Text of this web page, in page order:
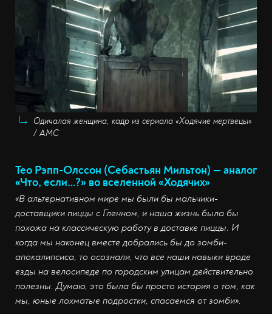
Одичалая женщина, кадр из сериала «Ходячие мертвецы»
/ AMC
Тео Рэпп-Олссон (Себастьян Мильтон) — аналог
«Что, если…?» во вселенной «Ходячих»
«В альтернативном мире мы были бы мальчики-
доставщики пиццы с Гленном, и наша жизнь была бы
похожа на классическую работу в доставке пиццы. И
когда мы наконец вместе добрались бы до зомби-
апокалипсиса, то осознали, что все наши навыки вроде
езды на велосипеде по городским улицам действительно
полезны. Думаю, это была бы просто история о том, как
мы, юные лохматые подростки, спасаемся от зомби».